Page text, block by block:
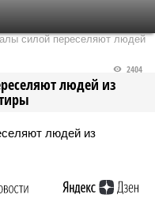
силой переселяют людей
людей из
2404